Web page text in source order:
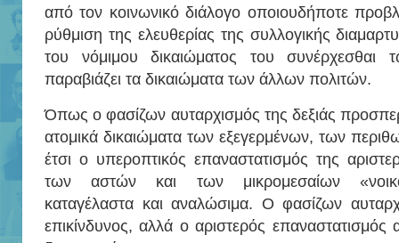
από τον κοινωνικό διάλογο οποιουδήποτε
ρύθμιση της ελευθερίας της συλλογικής
του νόμιμου δικαιώματος του
παραβιάζει τα δικαιώματα των άλλων πολιτών.
Όπως ο φασίζων αυταρχισμός της δεξιάς
ατομικά δικαιώματα των εξεγερμένων, των
έτσι ο υπεροπτικός επαναστατισμός της
των αστών και των μικρομεσαίων
καταγέλαστα και αναλώσιμα. Ο φασίζων
επικίνδυνος, αλλά ο αριστερός επαναστατισμός